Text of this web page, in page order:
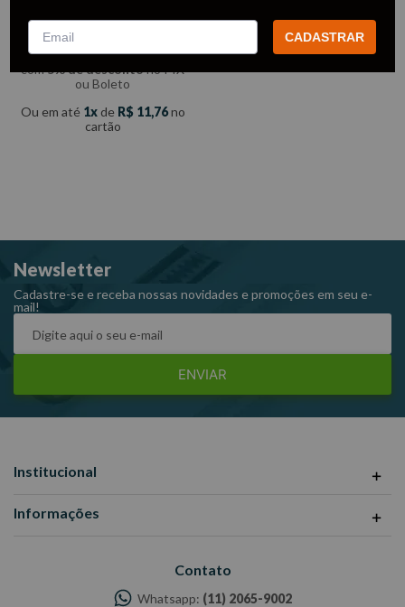
Por:R$11,17/cada
com5% de descontono PIX
ou Boleto
Ou em até 1 de R$ 11,76no
cartão
WESTERN
Newsletter
Cadastre-se e receba nossas novidades e promoções em seu e-
mail!
ENVIAR
Institucional
Informações
Contato
Whatsapp: (11) 2065-9002
CADASTRAR